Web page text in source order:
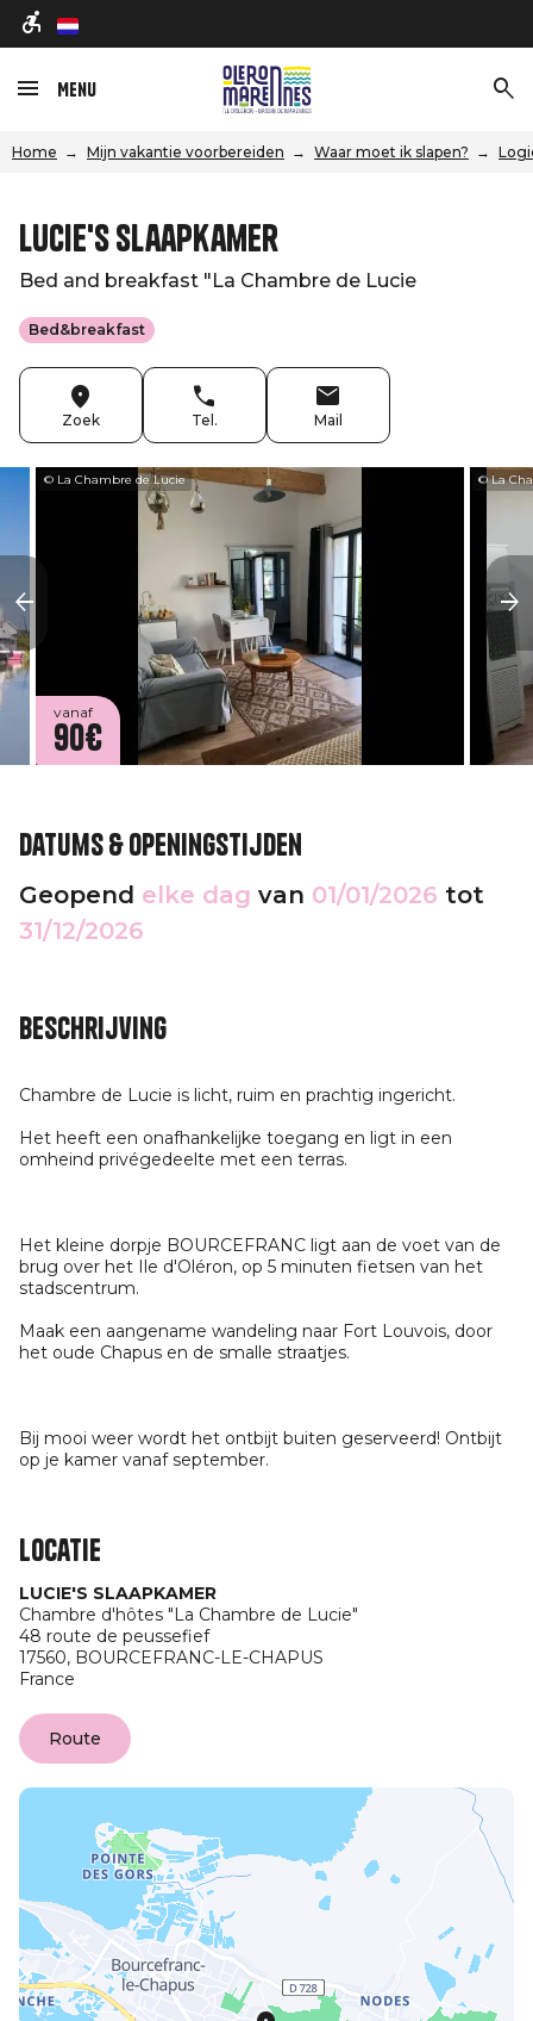
nl
Menu
Home Mijn vakantie voorbereiden Waar moet ik slapen?
Lucie's slaapkamer
Bed and breakfast "La Chambre de Lucie
Bed&breakfast
Zoek Tel. Mail
© La Chambre de Lucie © La
vanaf
90€
Datums & openingstijden
Geopend elke dag van 01/01/2026 tot
31/12/2026
Beschrijving
Chambre de Lucie is licht, ruim en prachtig ingericht.
Het heeft een onafhankelijke toegang en ligt in een
omheind privégedeelte met een terras.
Het kleine dorpje BOURCEFRANC ligt aan de voet van de
brug over het Ile d'Oléron, op 5 minuten fietsen van het
stadscentrum.
Maak een aangename wandeling naar Fort Louvois, door
het oude Chapus en de smalle straatjes.
Bij mooi weer wordt het ontbijt buiten geserveerd! Ontbijt
op je kamer vanaf september.
Locatie
LUCIE'S SLAAPKAMER
Chambre d'hôtes "La Chambre de Lucie"
48 route de peussefief
17560, BOURCEFRANC-LE-CHAPUS
France
Route